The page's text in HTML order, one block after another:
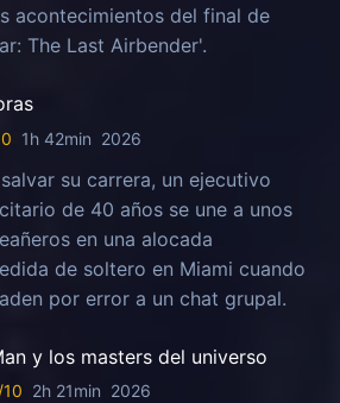
acontecimientos del final de
The Last Airbender'.
1h 42min 2026
su carrera, un ejecutivo
de 40 años se une a unos
en una alocada
de soltero en Miami cuando
por error a un chat grupal.
y los masters del universo
2h 21min 2026